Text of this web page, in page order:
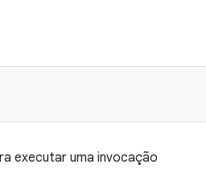
executar uma invocação